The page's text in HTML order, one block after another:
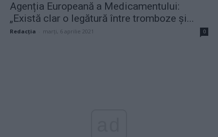
Agenția Europeană a Medicamentului:
„Există clar o legătură între tromboze și...
Redacţia marți, 6 aprilie 2021 0